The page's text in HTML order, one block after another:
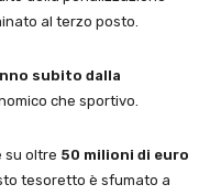
al terzo posto.
subito dalla
che sportivo.
su oltre 50 milioni di euro
tesoretto è sfumato a